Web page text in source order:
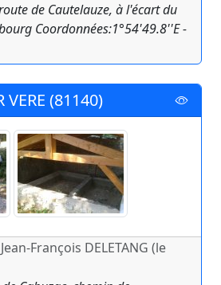
de Cautelauze, à l'écart du
Coordonnées:1°54'49.8''E -
VERE (81140)
François DELETANG (le